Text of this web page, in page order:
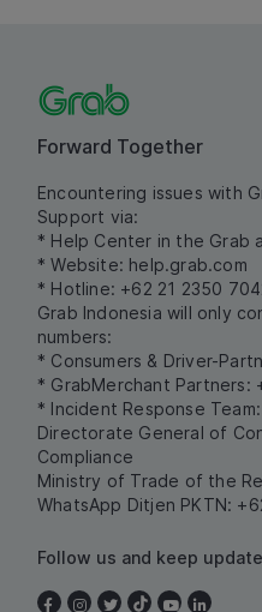
Forward Together
Encountering issues with
Support via:
* Help Center in the Grab
* Website: help.grab.com
* Hotline: +62 21 2350
Grab Indonesia will only
numbers:
* Consumers & Driver-
* GrabMerchant Partners:
* Incident Response
Directorate General of
Compliance
Ministry of Trade of the
WhatsApp Ditjen PKTN:
Follow us and keep